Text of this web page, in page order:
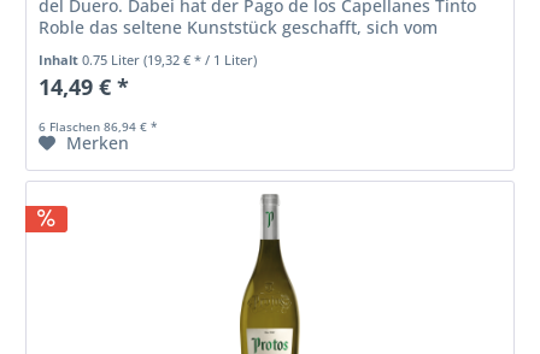
del Duero. Dabei hat der Pago de los Capellanes Tinto
Roble das seltene Kunststück geschafft, sich vom
Inhalt0.75 Liter(19,32 € * / 1 Liter)
14,49 € *
6 Flaschen 86,94 € *
Merken